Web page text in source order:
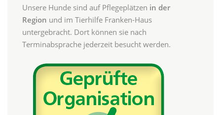
Unsere Hunde sind auf Pflegeplätzen in der
Region und im Tierhilfe Franken-Haus
untergebracht. Dort können sie nach
Terminabsprache jederzeit besucht werden.